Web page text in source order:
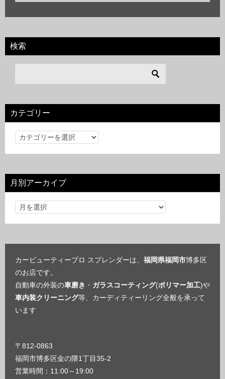
検索
カテゴリー
カ
リ
ー
月別アーカイブ
カービューティープロ スプレンダーは、 福岡県福岡市博多区
のお店です。
自動車の外装の車磨き ・ ガラスコーティング(ポリマー加工)や
車内装クリーニング等、カーディティーリング全般を承って
います
〒812-0863
福岡市博多区金の隈1丁目35-2
営業時間：11:00～19:00